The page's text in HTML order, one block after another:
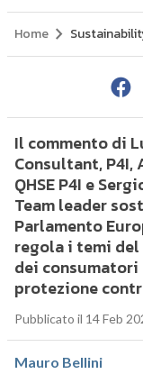
Home
Il commento di
Consultant, P4I,
QHSE P4I e
Team leader
Parlamento
regola i temi
dei consumatori
protezione
Pubblicato il 14 Feb
Mauro Bellini